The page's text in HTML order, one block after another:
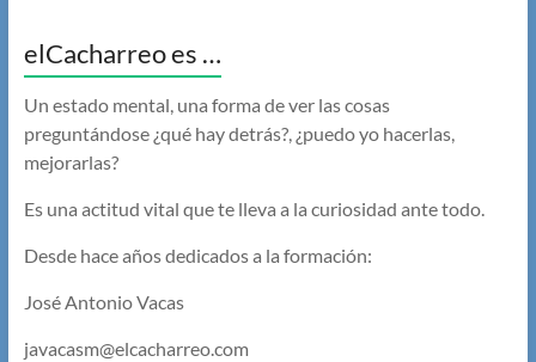
elCacharreo es …
Un estado mental, una forma de ver las cosas
preguntándose ¿qué hay detrás?, ¿puedo yo hacerlas,
mejorarlas?
Es una actitud vital que te lleva a la curiosidad ante todo.
Desde hace años dedicados a la formación:
José Antonio Vacas
javacasm@elcacharreo.com